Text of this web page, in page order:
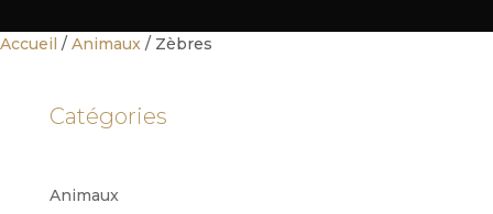
Accueil / Animaux / Zèbres
Catégories
Animaux